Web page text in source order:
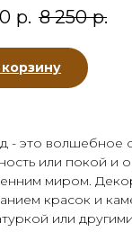
р. 8 250 р.
- это волшебное
или покой и
миром.
красок и
или